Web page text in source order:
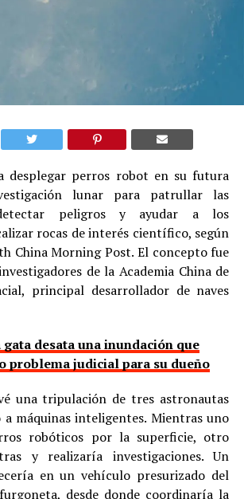
desplegar perros robot en su futura
lunar para patrullar las
peligros y ayudar a los
rocas de interés científico, según
China Morning Post. El concepto fue
de la Academia China de
principal desarrollador de naves
gata desata una inundación que
problema judicial para su dueño
una tripulación de tres astronautas
máquinas inteligentes. Mientras uno
robóticos por la superficie, otro
y realizaría investigaciones. Un
en un vehículo presurizado del
desde donde coordinaría la